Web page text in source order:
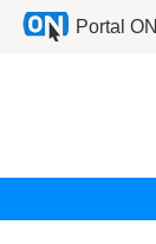
Portal ON